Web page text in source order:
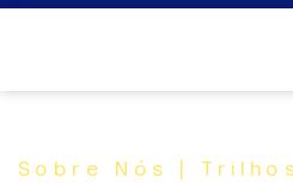
Sobre Nós |